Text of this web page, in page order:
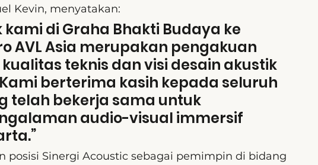
Kevin, menyatakan:
kami di Graha Bhakti Budaya ke
AVL Asia merupakan pengakuan
teknis dan visi desain akustik
berterima kasih kepada seluruh
telah bekerja sama untuk
audio-visual immersif
posisi Sinergi Acoustic sebagai pemimpin di bidang